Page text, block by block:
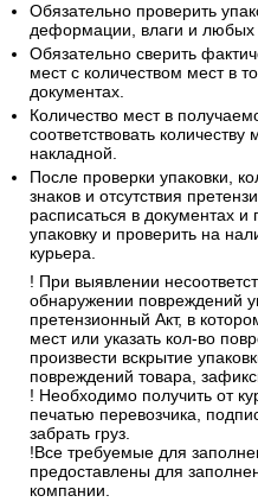
Обязательно проверить
деформации, влаги и любых
Обязательно сверить
мест с количеством мест в
документах.
Количество мест в
соответствовать
накладной.
После проверки упаковки,
знаков и отсутствия
расписаться в документах и
упаковку и проверить на
курьера.
! При выявлении
обнаружении повреждений
претензионный Акт, в
мест или указать кол-во
произвести вскрытие
повреждений товара,
! Необходимо получить от
печатью перевозчика,
забрать груз.
!Все требуемые для
предоставлены для
компании.